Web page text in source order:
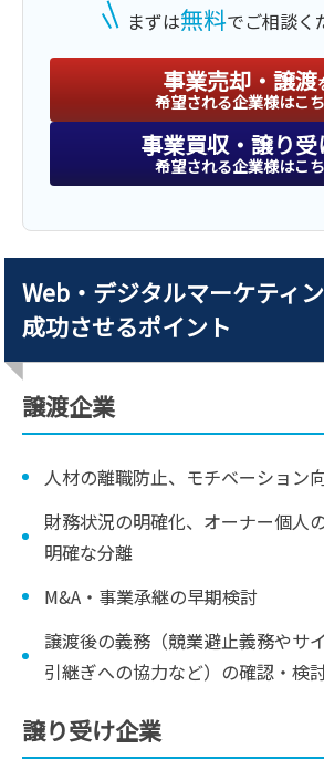
まずは無料でご相談く
事業売却・譲渡
希望される企業様はこ
事業買収・譲り受
希望される企業様はこ
Web・デジタルマーケティ
成功させるポイント
譲渡企業
人材の離職防止、モチベーション
財務状況の明確化、オーナー個人
明確な分離
M&A・事業承継の早期検討
譲渡後の義務（競業避止義務やサ
引継ぎへの協力など）の確認・検
譲り受け企業